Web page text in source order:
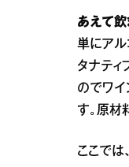
あえて飲
単にアル
タナティ
のでワイ
す。原材
ここでは